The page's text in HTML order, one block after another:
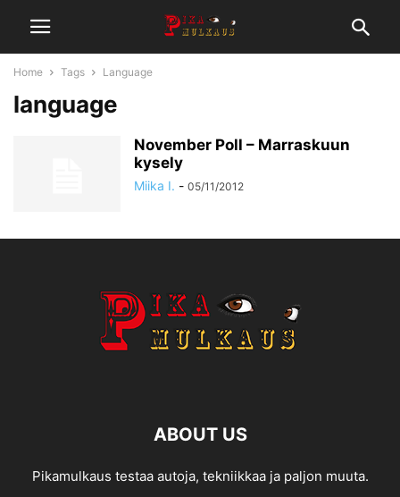
Home Tags Language
language
November Poll – Marraskuun
kysely
Miika I. - 05/11/2012
ABOUT US
Pikamulkaus testaa autoja, tekniikkaa ja paljon muuta.